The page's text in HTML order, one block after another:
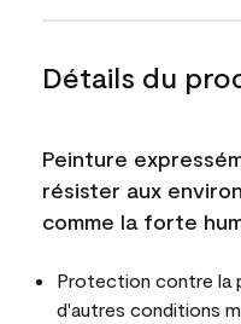
Détails du
Peinture
résister aux
comme la forte
Protection contre la
d'autres conditions